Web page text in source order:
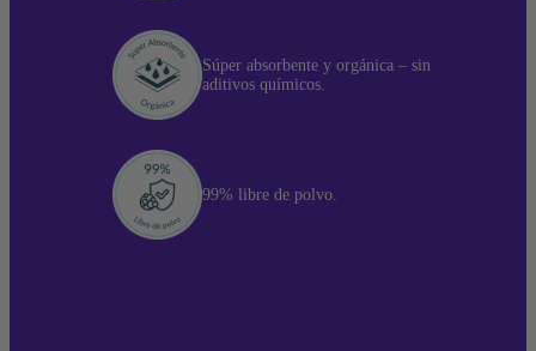
Súper absorbente y orgánica – sin
aditivos químicos.
99% libre de polvo.